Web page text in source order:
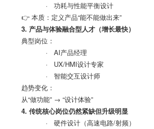
· 功耗与性能平衡设计
👉 本质：定义产品“能不能做出来”
3. 产品与体验融合型人才（增长最快）
典型岗位：
· AI产品经理
· UX/HMI设计专家
· 智能交互设计师
趋势变化：
从“做功能” → “设计体验”
4. 传统核心岗位仍然紧缺但升级明显
· 硬件设计（高速电路/射频）